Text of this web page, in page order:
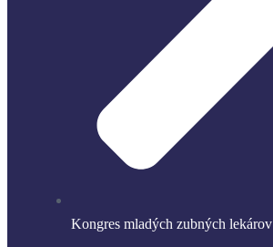
Kongres mladých zubných lekárov